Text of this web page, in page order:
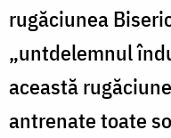
rugăciunea
„untdelemnul
această
antrenate toate